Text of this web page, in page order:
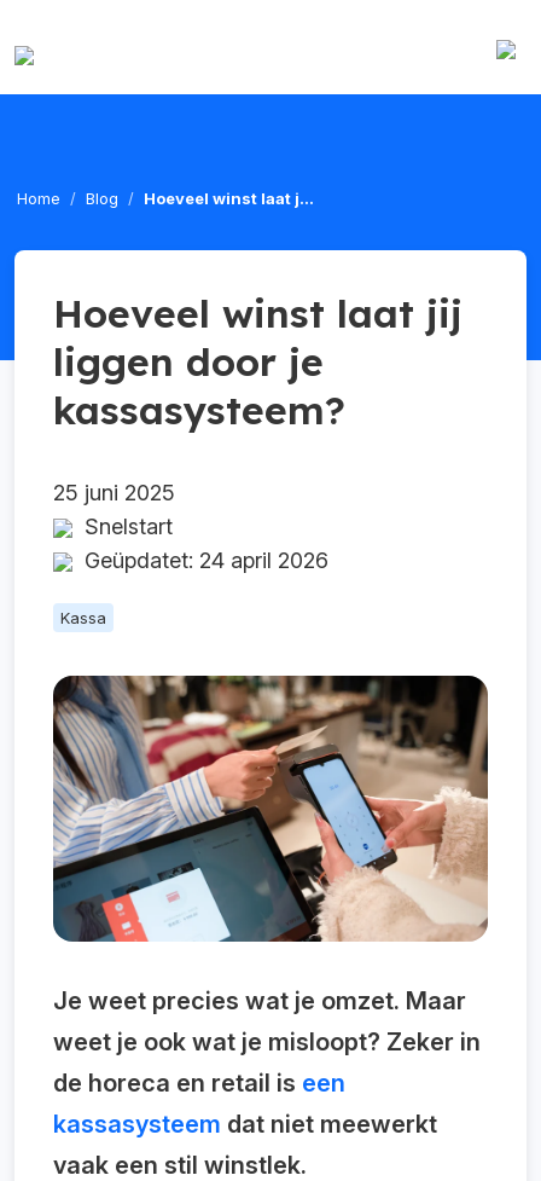
Home Blog Hoeveel winst laat j...
Hoeveel winst laat jij
liggen door je
kassasysteem?
25 juni 2025
Snelstart
Geüpdatet: 24 april 2026
Kassa
Je weet precies wat je omzet. Maar
weet je ook wat je misloopt? Zeker in
de horeca en retail is een
kassasysteem dat niet meewerkt
vaak een stil winstlek.